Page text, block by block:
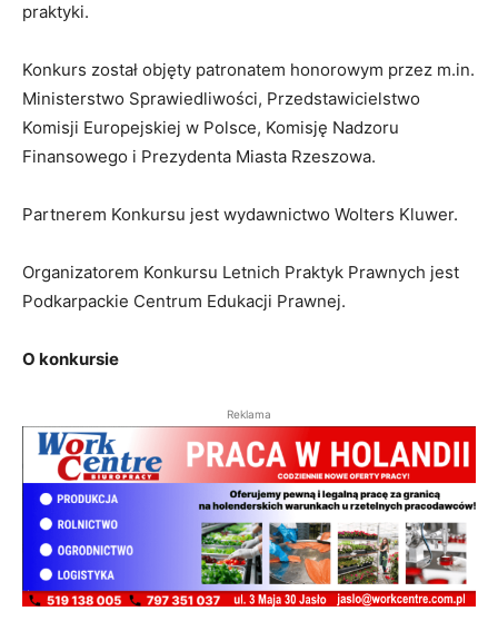
praktyki.
Konkurs został objęty patronatem honorowym przez m.in.
Ministerstwo Sprawiedliwości, Przedstawicielstwo
Komisji Europejskiej w Polsce, Komisję Nadzoru
Finansowego i Prezydenta Miasta Rzeszowa.
Partnerem Konkursu jest wydawnictwo Wolters Kluwer.
Organizatorem Konkursu Letnich Praktyk Prawnych jest
Podkarpackie Centrum Edukacji Prawnej.
O konkursie
Reklama